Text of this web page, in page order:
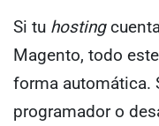
Si tu hosting
Magento, todo
forma automática.
programador o